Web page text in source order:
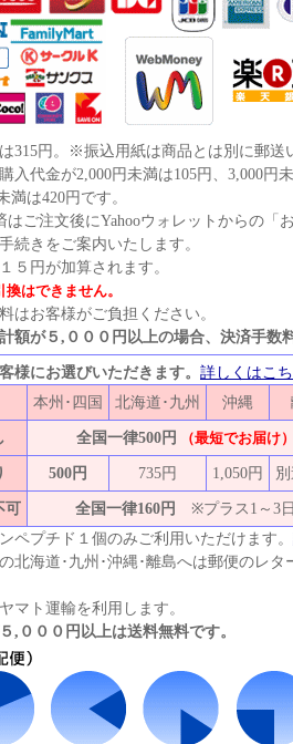
315円。※振込用紙は商品とは別に郵送
入代金が2,000円未満は105円、3,000円
満は420円です。
はご注文後にYahooウォレットからの「
続きをご案内いたします。
５円が加算されます。
はできません。
はお客様がご負担ください。
額が５,０００円以上の場合、決済手数
様にお選びいただきます。 詳しくはこ
本州･四国
北海道･九州 沖縄
全国一律500円 （最短でお届け）
500円 735円 1,050円
可 全国一律160円 ※プラス1～3日
ペプチド１個のみご利用いただけます。
北海道･九州･沖縄･離島へは郵便のレタ
マト運輸を利用します。
,０００円以上は送料無料です。